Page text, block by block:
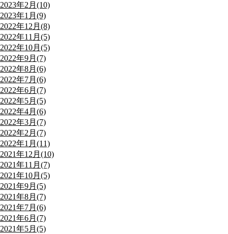
2023年2月(10)
2023年1月(9)
2022年12月(8)
2022年11月(5)
2022年10月(5)
2022年9月(7)
2022年8月(6)
2022年7月(6)
2022年6月(7)
2022年5月(5)
2022年4月(6)
2022年3月(7)
2022年2月(7)
2022年1月(11)
2021年12月(10)
2021年11月(7)
2021年10月(5)
2021年9月(5)
2021年8月(7)
2021年7月(6)
2021年6月(7)
2021年5月(5)